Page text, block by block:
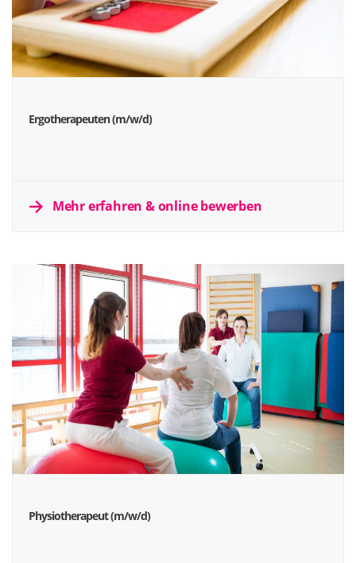
Ergotherapeuten (m/w/d)
Mehr erfahren & online bewerben
Physiotherapeut (m/w/d)